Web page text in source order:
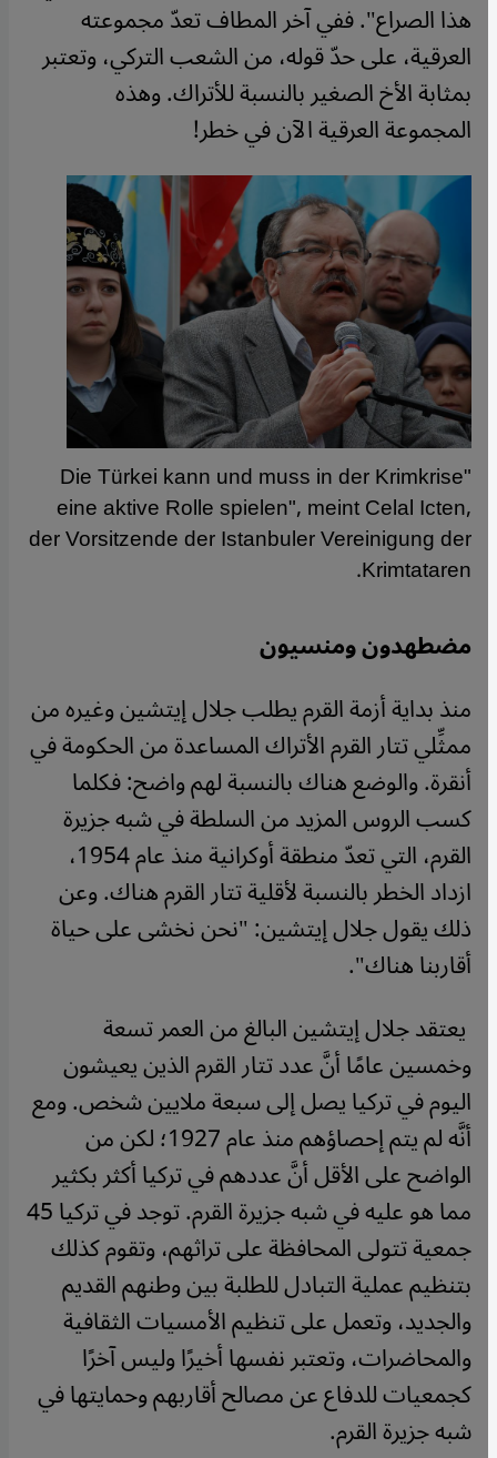
هذا الصراع". ففي آخر المطاف تعدّ مجموعته
العرقية، على حدّ قوله، من الشعب التركي، وتعتبر
بمثابة الأخ الصغير بالنسبة للأتراك. وهذه
المجموعة العرقية الآن في خطر!
"Die Türkei kann und muss in der Krimkrise
eine aktive Rolle spielen", meint Celal Icten,
der Vorsitzende der Istanbuler Vereinigung der
Krimtataren.
مضطهدون ومنسيون
منذ بداية أزمة القرم يطلب جلال إيتشين وغيره من
ممثِّلي تتار القرم الأتراك المساعدة من الحكومة في
أنقرة. والوضع هناك بالنسبة لهم واضح: فكلما
كسب الروس المزيد من السلطة في شبه جزيرة
القرم، التي تعدّ منطقة أوكرانية منذ عام 1954،
ازداد الخطر بالنسبة لأقلية تتار القرم هناك. وعن
ذلك يقول جلال إيتشين: "نحن نخشى على حياة
أقاربنا هناك".
يعتقد جلال إيتشين البالغ من العمر تسعة
وخمسين عامًا أنَّ عدد تتار القرم الذين يعيشون
اليوم في تركيا يصل إلى سبعة ملايين شخص. ومع
أنَّه لم يتم إحصاؤهم منذ عام 1927؛ لكن من
الواضح على الأقل أنَّ عددهم في تركيا أكثر بكثير
مما هو عليه في شبه جزيرة القرم. توجد في تركيا 45
جمعية تتولى المحافظة على تراثهم، وتقوم كذلك
بتنظيم عملية التبادل للطلبة بين وطنهم القديم
والجديد، وتعمل على تنظيم الأمسيات الثقافية
والمحاضرات، وتعتبر نفسها أخيرًا وليس آخرًا
كجمعيات للدفاع عن مصالح أقاربهم وحمايتها في
شبه جزيرة القرم.